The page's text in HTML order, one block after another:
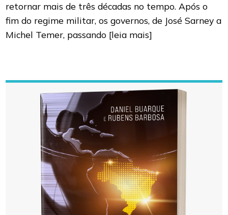
retornar mais de três décadas no tempo. Após o
fim do regime militar, os governos, de José Sarney a
Michel Temer, passando [leia mais]